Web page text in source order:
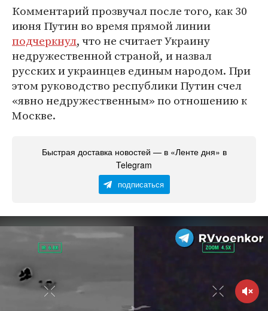
Комментарий прозвучал после того, как 30
июня Путин во время прямой линии
подчеркнул, что не считает Украину
недружественной страной, и назвал
русских и украинцев единым народом. При
этом руководство республики Путин счел
«явно недружественным» по отношению к
Москве.
Быстрая доставка новостей — в «Ленте дня» в
Telegram
подписаться